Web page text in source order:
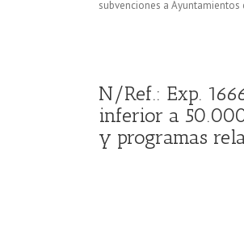
subvenciones a
N/Ref.: Exp.
inferior a
y programas